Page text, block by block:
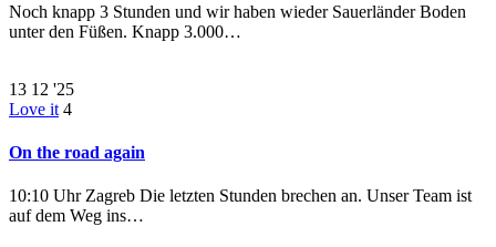
Noch knapp 3 Stunden und wir haben wieder Sauerländer Boden
unter den Füßen. Knapp 3.000…
13 12 '25
Love it 4
On the road again
10:10 Uhr Zagreb Die letzten Stunden brechen an. Unser Team ist
auf dem Weg ins…